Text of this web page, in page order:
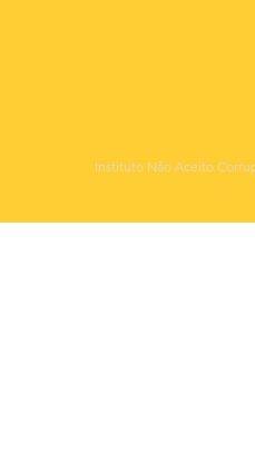
Instituto Não Aceito